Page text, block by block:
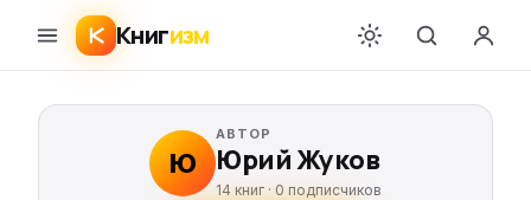
Книгизм
Ю
АВТОР
Юрий Жуков
14 книг · 0 подписчиков